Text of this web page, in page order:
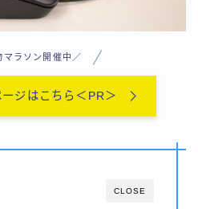
マラソン開催中／
ジはこちら＜PR＞
CLOSE